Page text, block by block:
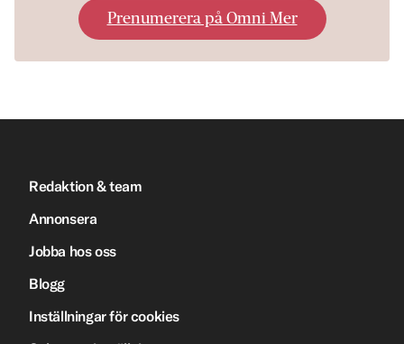
Prenumerera på Omni Mer
Redaktion & team
Annonsera
Jobba hos oss
Blogg
Inställningar för cookies